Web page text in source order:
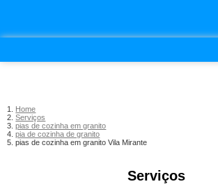
Home
Serviços
pias de cozinha em granito
pia de cozinha de granito
pias de cozinha em granito Vila Mirante
Serviços